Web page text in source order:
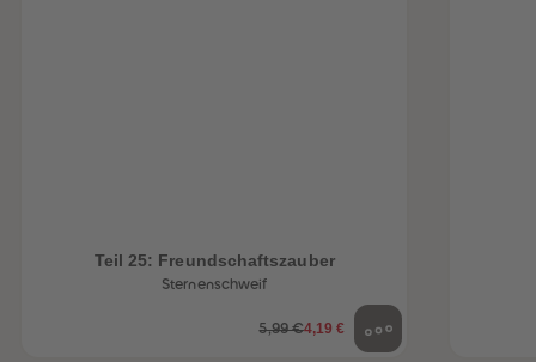
Teil 25: Freundschaftszauber
Sternenschweif
5,99 €4,19 €